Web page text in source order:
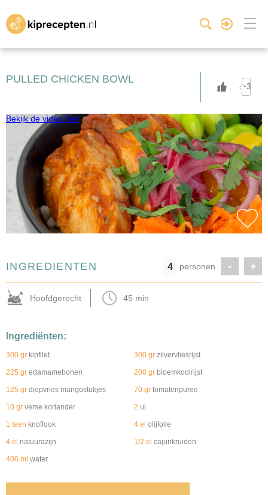
PULLED CHICKEN BOWL
+3
Bekijk de video hier
INGREDIENTEN personen - +
Hoofdgerecht 45 min
Ingrediënten:
300 gr kipfilet 300 gr zilvervliesrijst
225 gr edamamebonen 200 gr bloemkoolrijst
125 gr diepvries mangostukjes 70 gr tomatenpuree
10 gr verse koriander 2 ui
1 teen knoflook 4 el olijfolie
4 el natuurazijn 1/2 el cajunkruiden
400 ml water